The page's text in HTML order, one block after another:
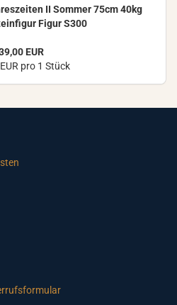
II Som­mer 75cm 40kg
Figur S300
EUR
pro 1 Stück